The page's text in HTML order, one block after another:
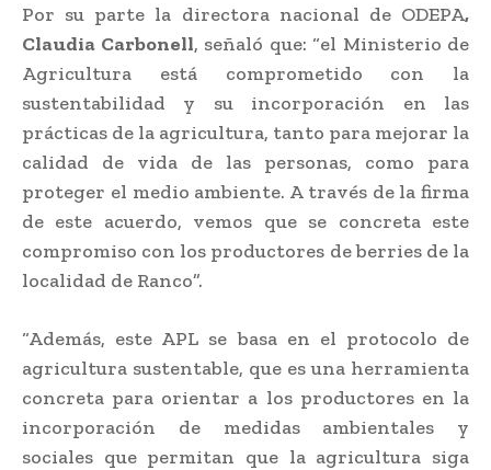
Por su parte la directora nacional de ODEPA,
Claudia Carbonell, señaló que: “el Ministerio de
Agricultura está comprometido con la
sustentabilidad y su incorporación en las
prácticas de la agricultura, tanto para mejorar la
calidad de vida de las personas, como para
proteger el medio ambiente. A través de la firma
de este acuerdo, vemos que se concreta este
compromiso con los productores de berries de la
localidad de Ranco”.
“Además, este APL se basa en el protocolo de
agricultura sustentable, que es una herramienta
concreta para orientar a los productores en la
incorporación de medidas ambientales y
sociales que permitan que la agricultura siga